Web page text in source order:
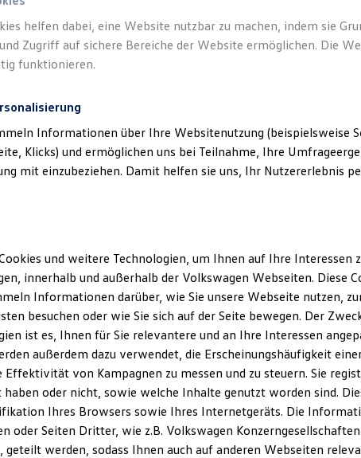
Der neue ID. Polo
Ab 24.995,00 € inkl. MwSt.
Neu
Der neue ID.3 Neo
Ab 33.995,00 € inkl. MwSt.
helfen dabei, eine Website nutzbar zu machen, indem sie
Zugriff auf sichere Bereiche der Website ermöglichen. Die
funktionieren.
Informationen über Ihre Websitenutzung (beispielsweise
Klicks) und ermöglichen uns bei Teilnahme, Ihre
mit einzubeziehen. Damit helfen sie uns, Ihr Nutzererlebnis
und weitere Technologien, um Ihnen auf Ihre Interessen
innerhalb und außerhalb der Volkswagen Webseiten. Diese
Informationen darüber, wie Sie unsere Webseite nutzen,
besuchen oder wie Sie sich auf der Seite bewegen. Der
ist es, Ihnen für Sie relevantere und an Ihre Interessen
außerdem dazu verwendet, die Erscheinungshäufigkeit
Effektivität von Kampagnen zu messen und zu steuern. Sie
haben oder nicht, sowie welche Inhalte genutzt worden sind.
Ihres Browsers sowie Ihres Internetgeräts. Die
oder Seiten Dritter, wie z.B. Volkswagen
geteilt werden, sodass Ihnen auch auf anderen Webseiten